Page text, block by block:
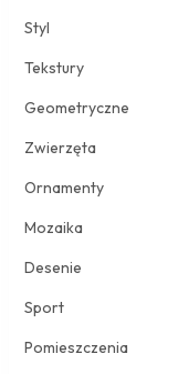
Styl
Tekstury
Geometryczne
Zwierzęta
Ornamenty
Mozaika
Desenie
Sport
Pomieszczenia